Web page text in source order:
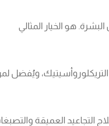
هو الخيار المثالي
ويُفضل
التجاعيد العميقة